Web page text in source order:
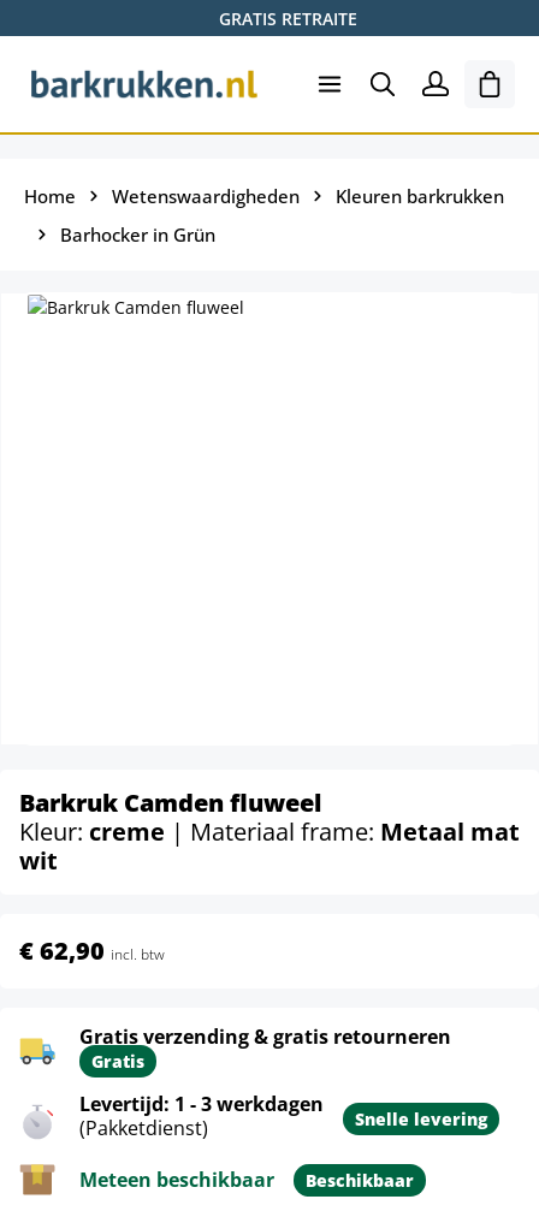
GRATIS RETRAITE
Home Wetenswaardigheden
Kleuren barkrukken
Barhocker in Grün
Barkruk Camden fluweel
Kleur: creme | Materiaal frame: Metaal mat
wit
€ 62,90 incl. btw
Gratis verzending & gratis retourneren
Gratis
Levertijd: 1 - 3 werkdagen
(Pakketdienst)
Snelle levering
Meteen beschikbaar Beschikbaar